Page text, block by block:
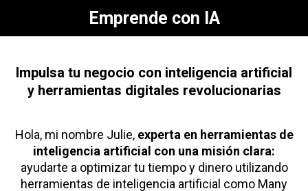
Emprende con IA
Impulsa tu negocio con inteligencia artificial
y herramientas digitales revolucionarias
Hola, mi nombre Julie, experta en herramientas de
inteligencia artificial con una misión clara:
ayudarte a optimizar tu tiempo y dinero utilizando
herramientas de inteligencia artificial como Many